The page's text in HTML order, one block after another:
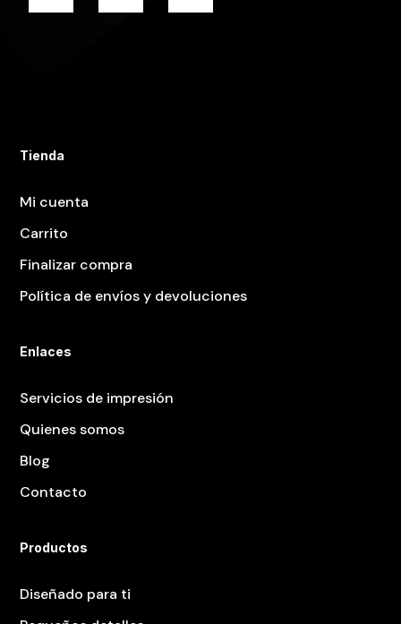
Tienda
Mi cuenta
Carrito
Finalizar compra
Política de envíos y devoluciones
Enlaces
Servicios de impresión
Quienes somos
Blog
Contacto
Productos
Diseñado para ti